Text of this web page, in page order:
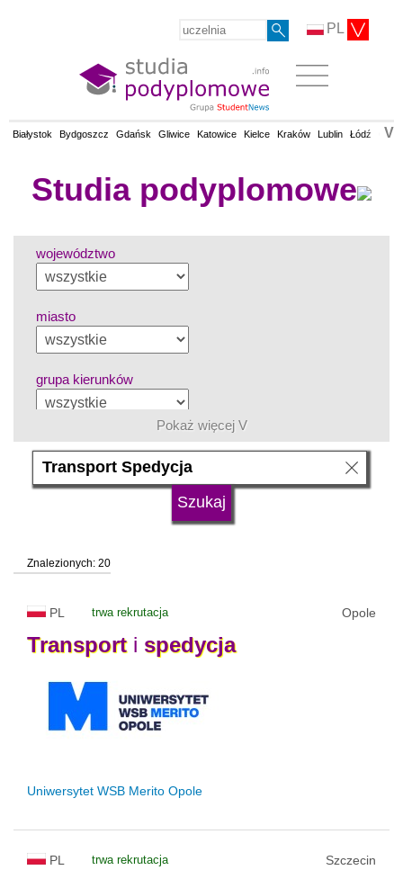
PL
Białystok Bydgoszcz Gdańsk Gliwice Katowice Kielce Kraków Lublin Łódź V
Studia podyplomowe
województwo
miasto
grupa kierunków
język
status uczelni
Pokaż więcej V
Znalezionych: 20
PL trwa rekrutacja Opole
Transporti spedycja
Uniwersytet WSB Merito Opole
PL trwa rekrutacja Szczecin